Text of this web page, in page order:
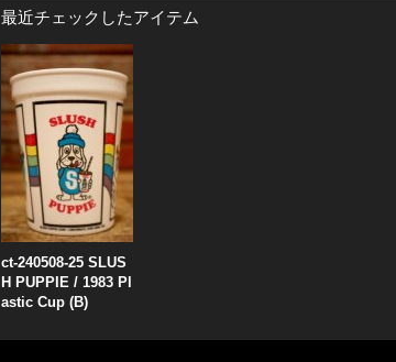
最近チェックしたアイテム
ct-240508-25 SLUS
H PUPPIE / 1983 Pl
astic Cup (B)